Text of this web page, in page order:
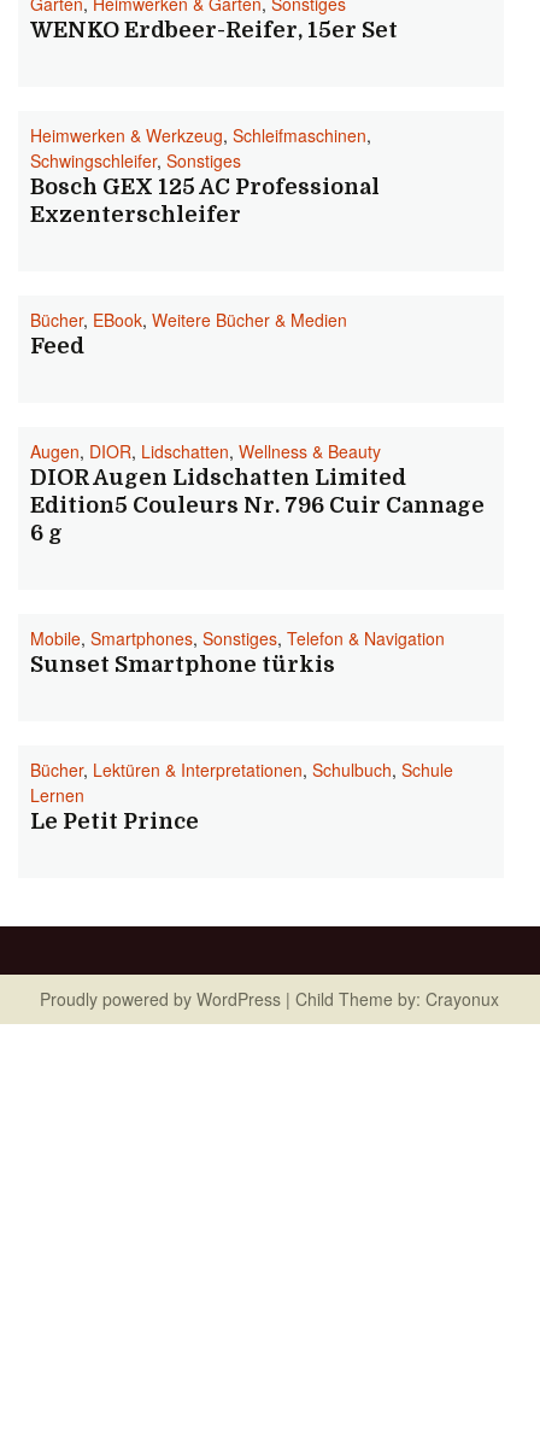
WENKO Erdbeer-Reifer, 15er Set
Heimwerken & Werkzeug, Schleifmaschinen,
Schwingschleifer, Sonstiges
Bosch GEX 125 AC Professional
Exzenterschleifer
Bücher, EBook, Weitere Bücher & Medien
Feed
Augen, DIOR, Lidschatten, Wellness & Beauty
DIOR Augen Lidschatten Limited
Edition5 Couleurs Nr. 796 Cuir Cannage
6 g
Mobile, Smartphones, Sonstiges, Telefon & Navigation
Sunset Smartphone türkis
Bücher, Lektüren & Interpretationen, Schulbuch, Schule
Lernen
Le Petit Prince
Proudly powered by WordPress | Child Theme by: Crayonux